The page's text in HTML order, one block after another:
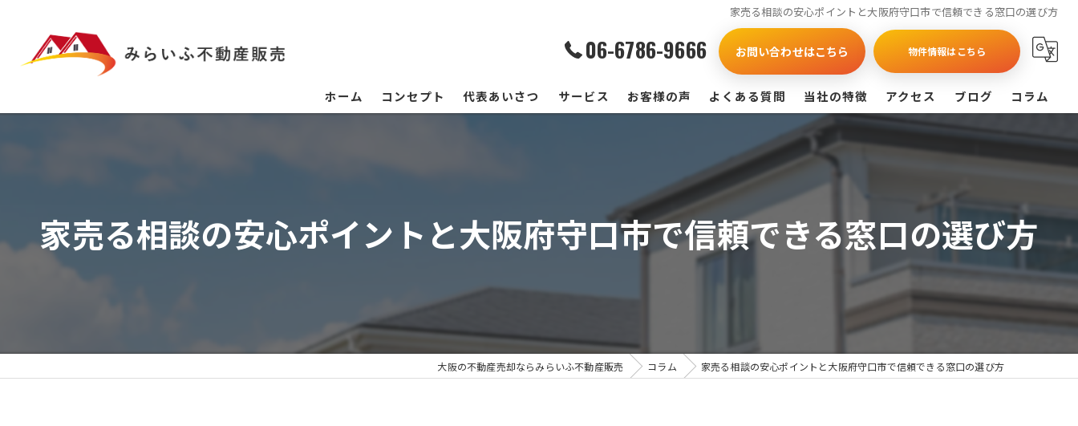
家売る相談の安心ポイントと大阪府守口市で信頼できる窓口の選び方
06-6786-9666 お問い合わせはこちら 物件情報はこちら
ホーム コンセプト 代表あいさつ サービス お客様の声 よくある質問 当社の特徴
買取
戸建て
マンション
アクセス ブログ コラム
家売る相談の安心ポイントと大阪府守口市で信頼できる窓口の選び方
大阪の不動産売却ならみらいふ不動産販売 コラム 家売る相談の安心ポイントと大阪府守口市で信頼できる窓口の選び方